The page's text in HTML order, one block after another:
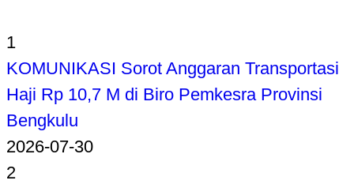
1
KOMUNIKASI Sorot Anggaran Transportasi
Haji Rp 10,7 M di Biro Pemkesra Provinsi
Bengkulu
2026-07-30
2